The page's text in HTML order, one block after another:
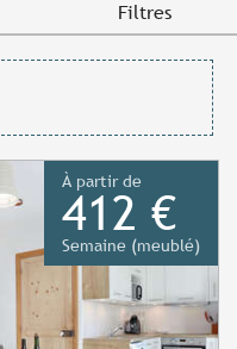
Filtres
À partir de
412 €
Semaine (meublé)